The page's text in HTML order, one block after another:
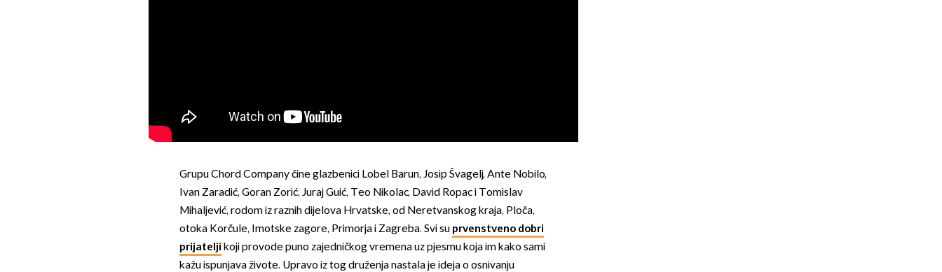
Grupu Chord Company čine glazbenici Lobel Barun, Josip Švagelj, Ante Nobilo,
Ivan Zaradić, Goran Zorić, Juraj Guić, Teo Nikolac, David Ropac i Tomislav
Mihaljević, rodom iz raznih dijelova Hrvatske, od Neretvanskog kraja, Ploča,
otoka Korčule, Imotske zagore, Primorja i Zagreba. Svi su prvenstveno dobri
prijatelji koji provode puno zajedničkog vremena uz pjesmu koja im kako sami
kažu ispunjava živote. Upravo iz tog druženja nastala je ideja o osnivanju